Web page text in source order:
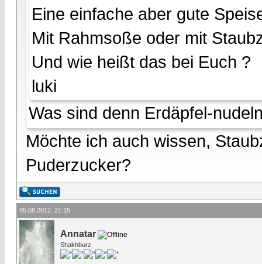
Eine einfache aber gute
Mit Rahmsoße oder mit
Und wie heißt das bei Euch ?
luki
Was sind denn Erdäpfel-
Möchte ich auch wissen,
Puderzucker?
05.08.2012, 21:15
Annatar
Shakhburz